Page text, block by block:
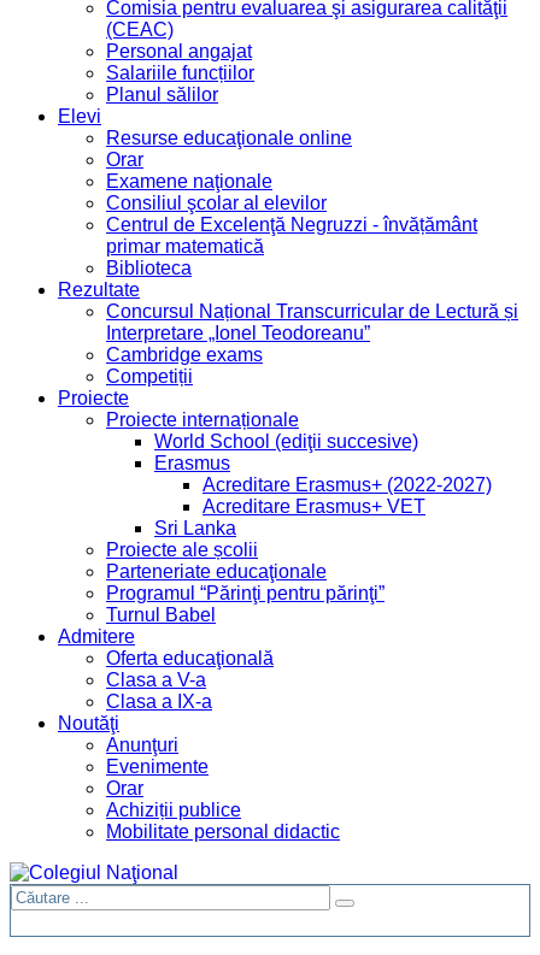
Comisia pentru evaluarea şi asigurarea calităţii
(CEAC)
Personal angajat
Salariile funcțiilor
Planul sălilor
Elevi
Resurse educaţionale online
Orar
Examene naţionale
Consiliul şcolar al elevilor
Centrul de Excelenţă Negruzzi - învățământ
primar matematică
Biblioteca
Rezultate
Concursul Național Transcurricular de Lectură și
Interpretare „Ionel Teodoreanu”
Cambridge exams
Competiții
Proiecte
Proiecte internaționale
World School (ediţii succesive)
Erasmus
Acreditare Erasmus+ (2022-2027)
Acreditare Erasmus+ VET
Sri Lanka
Proiecte ale școlii
Parteneriate educaţionale
Programul “Părinţi pentru părinţi”
Turnul Babel
Admitere
Oferta educaţională
Clasa a V-a
Clasa a IX-a
Noutăţi
Anunţuri
Evenimente
Orar
Achiziții publice
Mobilitate personal didactic